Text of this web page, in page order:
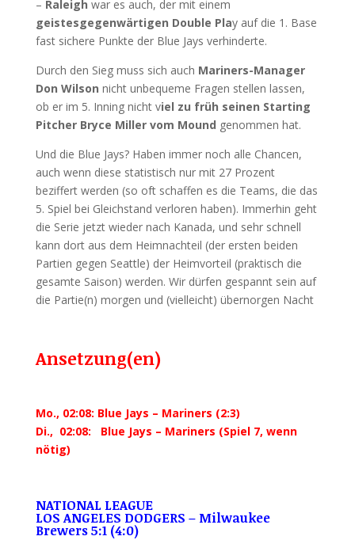
– Raleigh war es auch, der mit einem
geistesgegenwärtigen Double Play auf die 1. Base
fast sichere Punkte der Blue Jays verhinderte.
Durch den Sieg muss sich auch Mariners-Manager
Don Wilson nicht unbequeme Fragen stellen lassen,
ob er im 5. Inning nicht viel zu früh seinen Starting
Pitcher Bryce Miller vom Mound genommen hat.
Und die Blue Jays? Haben immer noch alle Chancen,
auch wenn diese statistisch nur mit 27 Prozent
beziffert werden (so oft schaffen es die Teams, die das
5. Spiel bei Gleichstand verloren haben). Immerhin geht
die Serie jetzt wieder nach Kanada, und sehr schnell
kann dort aus dem Heimnachteil (der ersten beiden
Partien gegen Seattle) der Heimvorteil (praktisch die
gesamte Saison) werden. Wir dürfen gespannt sein auf
die Partie(n) morgen und (vielleicht) übernorgen Nacht
Ansetzung(en)
Mo., 02:08: Blue Jays – Mariners (2:3)
Di., 02:08: Blue Jays – Mariners (Spiel 7, wenn
nötig)
NATIONAL LEAGUE
LOS ANGELES DODGERS – Milwaukee
Brewers 5:1 (4:0)